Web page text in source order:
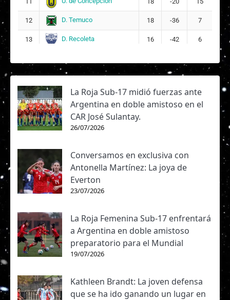
12 D. Temuco 18 -36 7
13 D. Recoleta 16 -42 6
La Roja Sub-17 midió fuerzas ante
Argentina en doble amistoso en el
CAR José Sulantay.
26/07/2026
Conversamos en exclusiva con
Antonella Martínez: La joya de
Everton
23/07/2026
La Roja Femenina Sub-17 enfrentará
a Argentina en doble amistoso
preparatorio para el Mundial
19/07/2026
Kathleen Brandt: La joven defensa
que se ha ido ganando un lugar en